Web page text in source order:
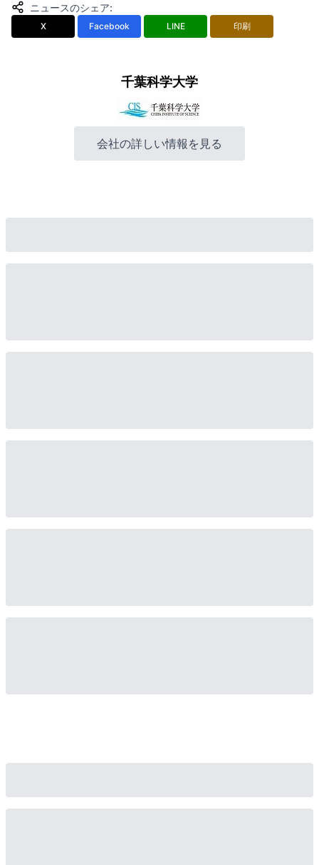
ニュースのシェア:
X Facebook LINE 印刷
千葉科学大学
会社の詳しい情報を見る